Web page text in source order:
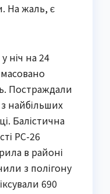
На жаль, є
ніч на 24
масовано
Постраждали
найбільших
Балістична
РС-26
в районі
з полігону
690